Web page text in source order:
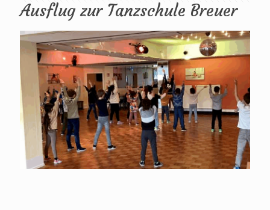
Ausflug zur Tanzschule Breuer